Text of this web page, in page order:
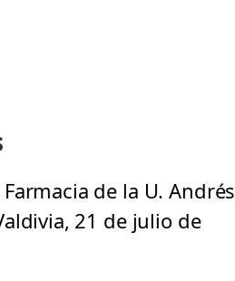
de la U. Andrés
21 de julio de